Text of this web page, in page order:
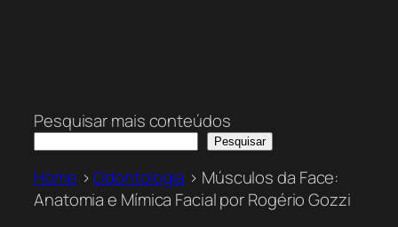
Pesquisar mais conteúdos
Pesquisar
Home >Odontologia > Músculos da Face:
Anatomia e Mímica Facial por Rogério Gozzi